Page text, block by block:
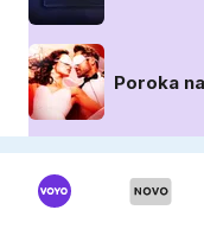
Poroka